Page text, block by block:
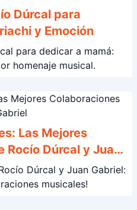
Dúrcal para
y Emoción
para dedicar a mamá:
homenaje musical.
Las Mejores
Rocío Dúrcal y Juan
Dúrcal y Juan Gabriel:
musicales!